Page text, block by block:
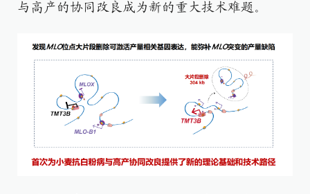
与高产的协同改良成为新的重大技术难题。​